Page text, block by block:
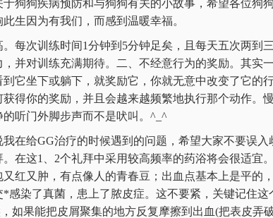
于狗狗疾病预防和与狗狗有关的小故事，希望各位狗
生因为有我们，而感到温暖幸福。
。每次训练时间1分钟到5分钟足矣，且每天五次两
并对训练充满期待。二、不经意行为的奖励。其实
它坐下或躺下，就奖励它，你就无意中改变了它的
得你的奖励，并且会越来越频繁地执行那个动作。
听门外脚步声而不是吠叫。^_^
我在给GG治疗的时候遇到的问题，希望大家不要误
在这1、2个礼拜中采用较高频率的药浴将会很适宜
红又肿，有点像人的青春豆；出血点基本上是平的
感染了真菌，患上了脓皮症。这不要紧，关键记住
如果能把皮屑聚集的地方反复摩擦到出血(把表皮弄